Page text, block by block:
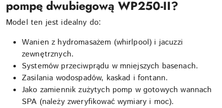
pompę dwubiegową WP250-II?
Model ten jest idealny do:
Wanien z hydromasażem (whirlpool) i jacuzzi
zewnętrznych.
Systemów przeciwprądu w mniejszych basenach.
Zasilania wodospadów, kaskad i fontann.
Jako zamiennik zużytych pomp w gotowych wannach
SPA (należy zweryfikować wymiary i moc).